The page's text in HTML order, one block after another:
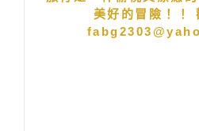
美好的冒險！！